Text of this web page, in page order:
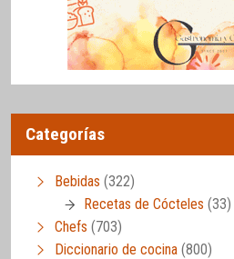
Categorías
Bebidas (322)
Recetas de Cócteles (33)
Chefs (703)
Diccionario de cocina (800)